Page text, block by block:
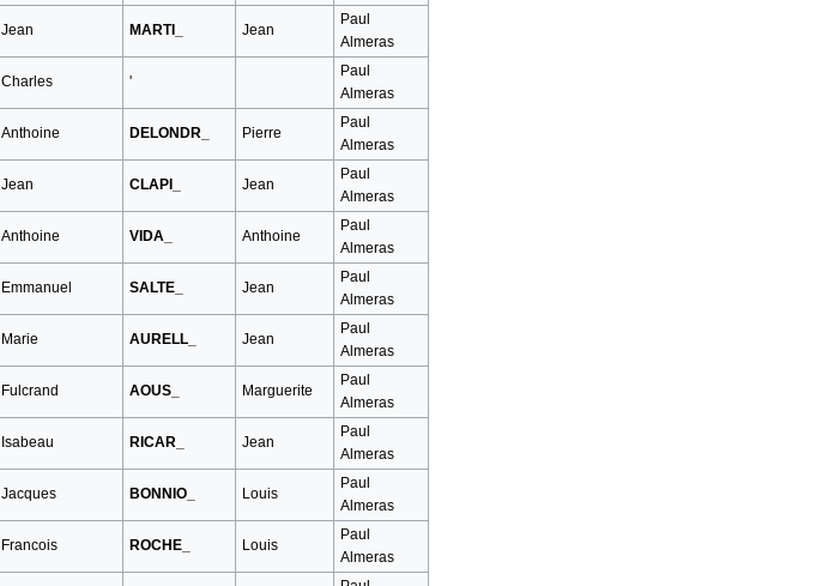
Jean MARTI_ Jean
Paul
Almeras
Charles '
Paul
Almeras
Anthoine DELONDR_ Pierre
Paul
Almeras
Jean CLAPI_ Jean
Paul
Almeras
Anthoine VIDA_ Anthoine
Paul
Almeras
Emmanuel SALTE_ Jean
Paul
Almeras
Marie AURELL_ Jean
Paul
Almeras
Fulcrand AOUS_ Marguerite
Paul
Almeras
Isabeau RICAR_ Jean
Paul
Almeras
Jacques BONNIO_ Louis
Paul
Almeras
Francois ROCHE_ Louis
Paul
Almeras